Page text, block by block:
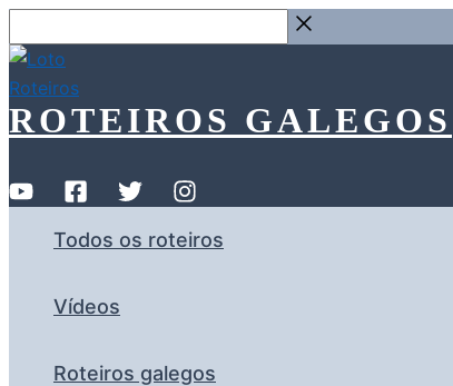
ao
contido
…
ROTEIROS GALEGOS
Todos os roteiros
Vídeos
Roteiros galegos